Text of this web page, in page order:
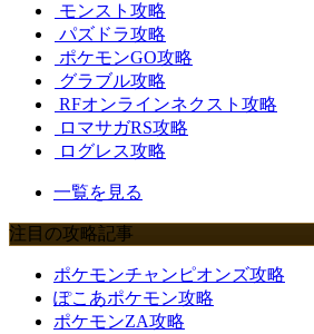
モンスト攻略
パズドラ攻略
ポケモンGO攻略
グラブル攻略
RFオンラインネクスト攻略
ロマサガRS攻略
ログレス攻略
一覧を見る
注目の攻略記事
ポケモンチャンピオンズ攻略
ぽこあポケモン攻略
ポケモンZA攻略